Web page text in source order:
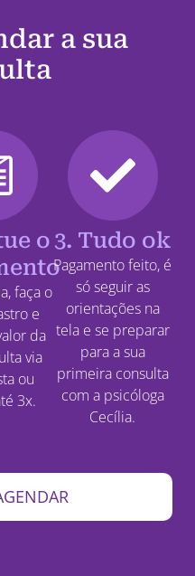
a sua
o
faça o
e
da
via
ou
3x.
3. Tudo ok
Pagamento feito, é
só seguir as
orientações na
tela e se preparar
para a sua
primeira consulta
com a psicóloga
Cecília.